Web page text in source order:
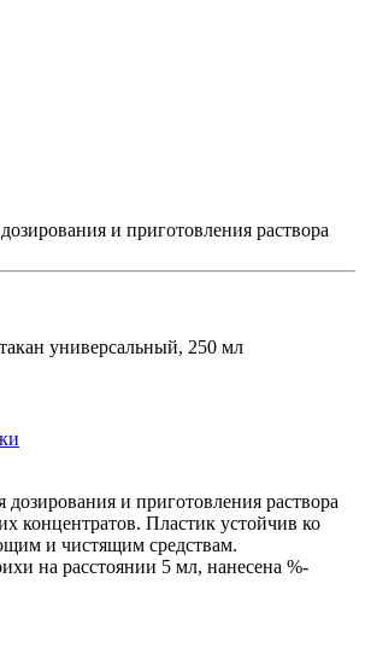
и приготовления раствора
универсальный, 250 мл
дозирования и приготовления раствора
концентратов. Пластик устойчив ко
и чистящим средствам.
на расстоянии 5 мл, нанесена %-